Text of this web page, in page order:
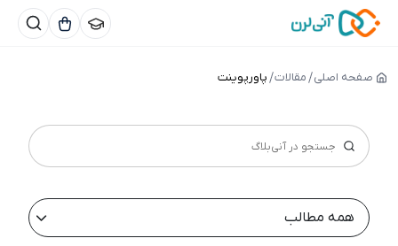
صفحه اصلی مقالات پاورپوینت
همه مطالب